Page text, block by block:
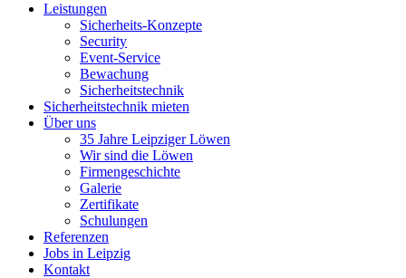
Leistungen
Sicherheits-Konzepte
Security
Event-Service
Bewachung
Sicherheits­technik
Sicherheitstechnik mieten
Über uns
35 Jahre Leipziger Löwen
Wir sind die Löwen
Firmengeschichte
Galerie
Zertifikate
Schulungen
Referenzen
Jobs in Leipzig
Kontakt